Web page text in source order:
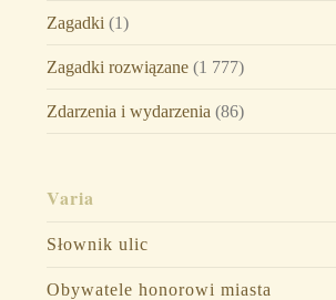
Zagadki (1)
Zagadki rozwiązane(1 777)
Zdarzenia i wydarzenia (86)
Varia
Słownik ulic
Obywatele honorowi miasta